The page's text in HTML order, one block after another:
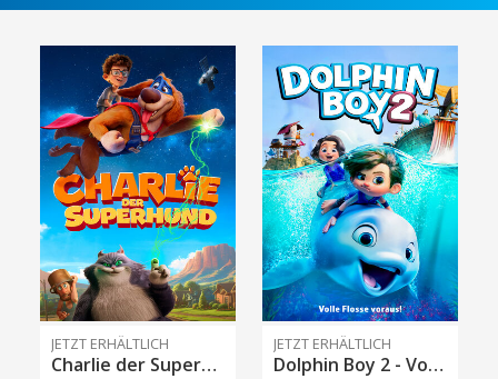
JETZT ERHÄLTLICH
Charlie der Superhund
JETZT ERHÄLTLICH
Dolphin Boy 2 - Volle Flosse voraus!